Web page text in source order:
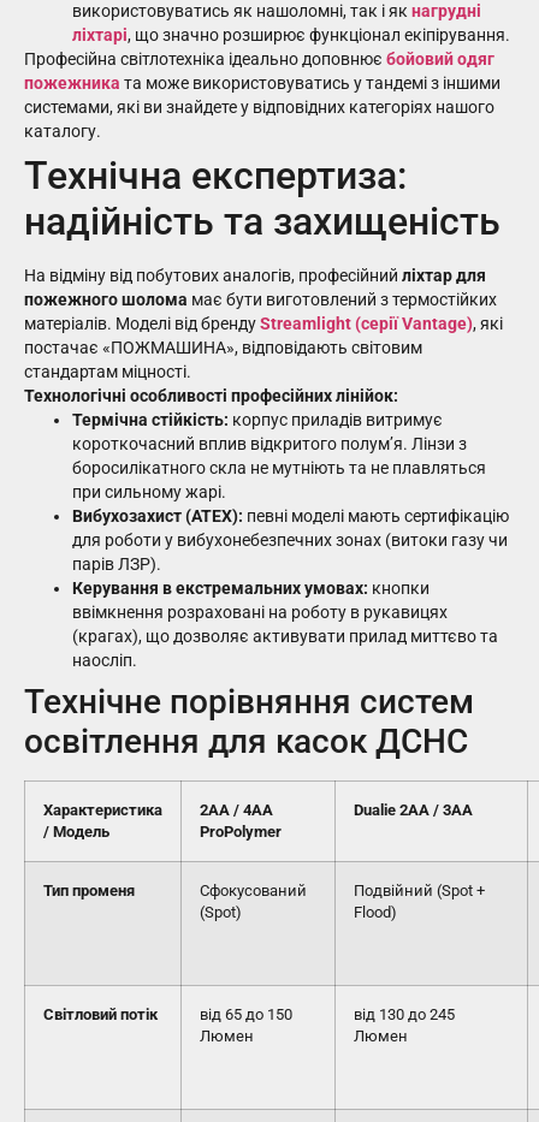
використовуватись як нашоломні, так і як нагрудні
ліхтарі, що значно розширює функціонал екіпірування.
Професійна світлотехніка ідеально доповнює бойовий одяг
пожежника та може використовуватись у тандемі з іншими
системами, які ви знайдете у відповідних категоріях нашого
каталогу.
Технічна експертиза:
надійність та захищеність
На відміну від побутових аналогів, професійний ліхтар для
пожежного шолома має бути виготовлений з термостійких
матеріалів. Моделі від брендуStreamlight (серії Vantage), які
постачає «ПОЖМАШИНА», відповідають світовим
стандартам міцності.
Технологічні особливості професійних лінійок:
Термічна стійкість: корпус приладів витримує
короткочасний вплив відкритого полум’я. Лінзи з
боросилікатного скла не мутніють та не плавляться
при сильному жарі.
Вибухозахист (ATEX): певні моделі мають сертифікацію
для роботи у вибухонебезпечних зонах (витоки газу чи
парів ЛЗР).
Керування в екстремальних умовах: кнопки
ввімкнення розраховані на роботу в рукавицях
(крагах), що дозволяє активувати прилад миттєво та
наосліп.
Технічне порівняння систем
освітлення для касок ДСНС
Характеристика
/ Модель
2AA / 4AA
ProPolymer
Dualie 2AA / 3AA
Тип променя
Сфокусований
(Spot)
Подвійний (Spot +
Flood)
Світловий потік
від 65 до 150
Люмен
від 130 до 245
Люмен